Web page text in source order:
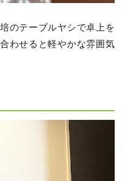
のテーブルヤシで卓上を
わせると軽やかな雰囲気